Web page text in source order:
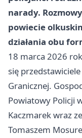
narady.
powiecie
działania obu
18 marca 2026
się
Granicznej.
Powiatowy Policji
Kaczmarek wraz
Tomaszem